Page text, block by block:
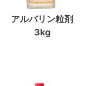
アルバリン粒剤
3kg